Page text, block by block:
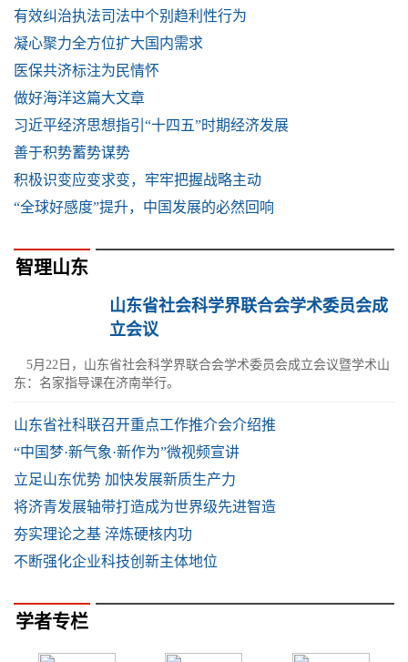
有效纠治执法司法中个别趋利性行为
凝心聚力全方位扩大国内需求
医保共济标注为民情怀
做好海洋这篇大文章
习近平经济思想指引“十四五”时期经济发展
善于积势蓄势谋势
积极识变应变求变，牢牢把握战略主动
“全球好感度”提升，中国发展的必然回响
智理山东
山东省社会科学界联合会学术委员会成
立会议
5月22日，山东省社会科学界联合会学术委员会成立会议暨学术山
东：名家指导课在济南举行。
山东省社科联召开重点工作推介会介绍推
“中国梦·新气象·新作为”微视频宣讲
立足山东优势 加快发展新质生产力
将济青发展轴带打造成为世界级先进智造
夯实理论之基 淬炼硬核内功
不断强化企业科技创新主体地位
学者专栏